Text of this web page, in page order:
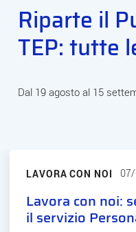
Riparte il
TEP: tutte
Dal 19 agosto al 15
LAVORA CON NOI
Lavora con noi:
il servizio